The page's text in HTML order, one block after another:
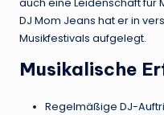
auch eine Leidenschaft für
DJ Mom Jeans hat er in
Musikfestivals aufgelegt.
Musikalische
Regelmäßige DJ-